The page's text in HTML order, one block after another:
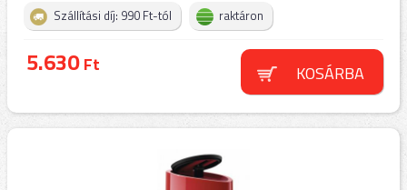
Szállítási díj: 990 Ft-tól raktáron
5.630Ft KOSÁRBA